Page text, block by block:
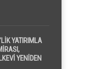
YATIRIMLA
YENİDEN